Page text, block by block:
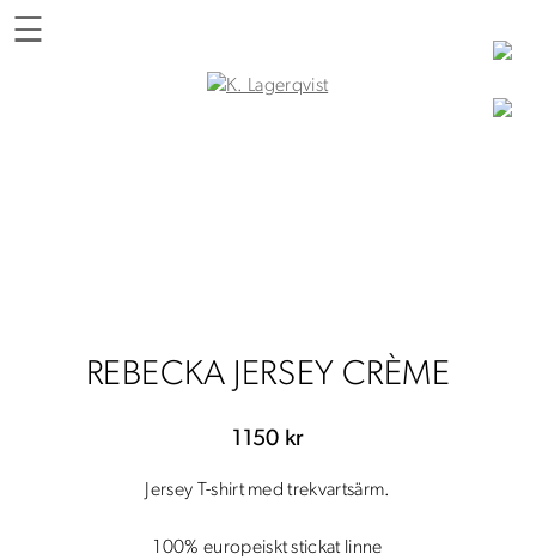
Skip
to☰
REBECKA JERSEY CRÈME
1150 kr
Jersey T-shirt med trekvartsärm.
100% europeiskt stickat linne